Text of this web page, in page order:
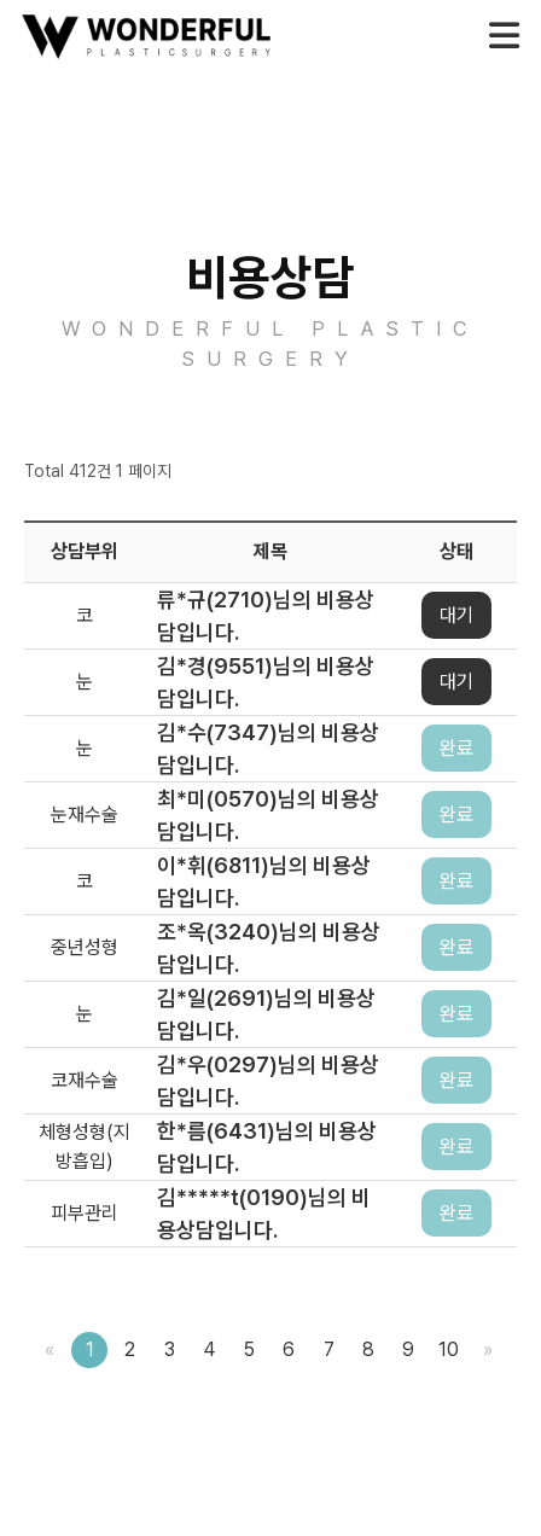
비용상담
WONDERFUL PLASTIC
SURGERY
Total 412건 1 페이지
상담부위 제목 상태
코
류*규(2710)님의 비용상
담입니다.
대기
눈
김*경(9551)님의 비용상
담입니다.
대기
눈
김*수(7347)님의 비용상
담입니다.
완료
눈재수술
최*미(0570)님의 비용상
담입니다.
완료
코
이*휘(6811)님의 비용상
담입니다.
완료
중년성형
조*옥(3240)님의 비용상
담입니다.
완료
눈
김*일(2691)님의 비용상
담입니다.
완료
코재수술
김*우(0297)님의 비용상
담입니다.
완료
체형성형(지
방흡입)
한*름(6431)님의 비용상
담입니다.
완료
피부관리
김*****t(0190)님의 비
용상담입니다.
완료
« 1 2 3 4 5 6 7 8 9 10 »